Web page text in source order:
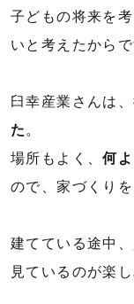
子どもの将来を
いと考えたからで
臼幸産業さんは
た 。
場所もよく、何
ので、家づくり
建てている途中
見ているのが楽し